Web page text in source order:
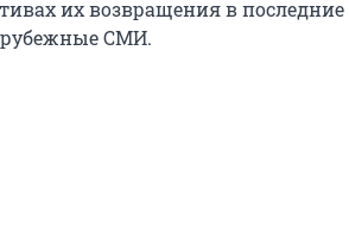
их возвращения в
СМИ.